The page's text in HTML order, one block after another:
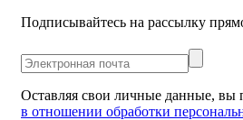
Подписывайтесь на рассылку
Оставляя свои личные данные, вы
в отношении обработки